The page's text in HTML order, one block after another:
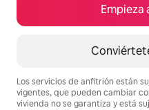
Empieza
Los servicios de anfitrión están
vigentes, que pueden cambiar
vivienda no se garantiza y está